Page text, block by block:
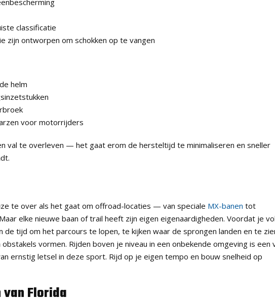
classificatie
zijn ontworpen om schokken op te vangen
helm
voor motorrijders
val te overleven — het gaat erom de hersteltijd te minimaliseren en sneller
te over als het gaat om offroad-locaties — van speciale MX-banen tot
elke nieuwe baan of trail heeft zijn eigen eigenaardigheden. Voordat je
de tijd om het parcours te lopen, te kijken waar de sprongen landen en te
vormen. Rijden boven je niveau in een onbekende omgeving is een
ernstig letsel in deze sport. Rijd op je eigen tempo en bouw snelheid op
Florida